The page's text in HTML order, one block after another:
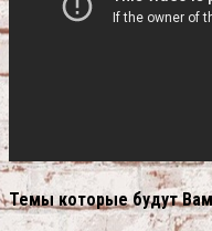
Темы которые будут